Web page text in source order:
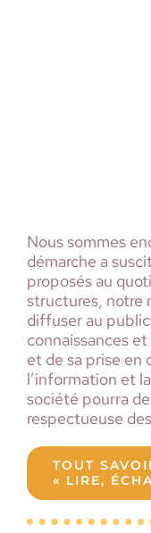
Nous sommes
démarche a
proposés au
structures, notre
diffuser au
connaissances
et de sa prise en
l’information et
société pourra
respectueuse
TOUT
« LIRE,